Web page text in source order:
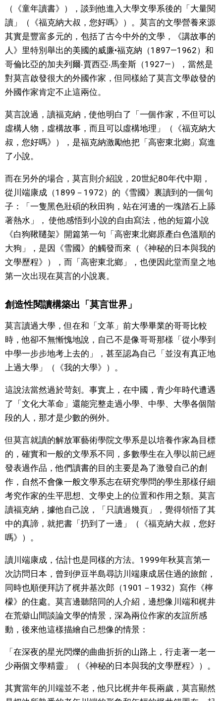
家庭
醫療健康
語言
東京
編輯部通知
（《童年讀書》），談到他進入大學文學系後的「大量閱
讀」（《福克納大叔，您好嗎》）。莫言的文學營養來源
其實是豐富多元的，包括了古今中外的文學，《講故事的
人》里特別舉出的美國的威廉•福克納（1897—1962）和
哥倫比亞的加夫列爾‧賈西亞‧馬奎斯（1927—），當然是
對莫言啟發很大的外國作家，但同樣給了莫言文學啟發的
外國作家肯定不止這兩位。
莫言說過，讀福克納，使他明白了「一個作家，不但可以
虛構人物，虛構故事，而且可以虛構地理」（《福克納大
叔，您好嗎》），是福克納激勵他把「高密東北鄉」寫進
了小說。
而在另外的場合，莫言則介紹說，20世紀80年代中期，
從川端康成（1899－1972）的《雪國》裏讀到的一個句
子：「一隻黑色壯碩的秋田狗，站在河邊的一塊踏石上舔
著熱水」， 使他感悟到小說的自由寫法，他的短篇小說
《白狗鞦韆架》開篇第一句「高密東北鄉原產白色溫順的
大狗」，是因《雪國》的觸發而來（《神秘的日本與我的
文學歷程》），而「高密東北鄉」，也便因此堂而皇之地
第一次出現在莫言的小說裏。
創造性閱讀構築出「莫言世界」
莫言讀過大學，但在和「文革」前大學畢業的哥哥比較
時，他卻不無慚愧地說，自己不是像哥哥那樣「從小學到
中學一步步地考上去的」，甚至認為自己「並沒有真正地
上過大學」（《我的大學》）。
這說法當然過於苛刻。事實上，在中國，青少年時代遭遇
了「文化大革命」還能完整走過小學、中學、大學各個階
段的人，那才是少數的例外。
但莫言就讀的解放軍藝術學院文學系是以培養作家為目標
的，確實和一般的文學系不同，多數學生在入學以前已經
發表過作品，他們讀書的目的主要是為了激發自己的創
作，自然不會像一般文學系志在研究學問的學生那樣仔細
考究作家的生平思想、文學史上的位置和作用之類。莫言
讀福克納，據他自己說，「只讀過幾頁」，覺得領悟了其
中的真諦，就把書「扔到了一邊」（《福克納大叔，您好
嗎》）。
讀川端康成，估計也是同樣的方法。1999年秋莫言第一
次訪問日本，曾到伊豆半島尋訪川端康成居住過的旅館，
同時也順便拜訪了梶井基次郎（1901－1932）寫作《檸
檬》的住處。莫言邊聽陪同的人介紹，邊想像川端和梶井
在荒僻山間談論文學的情景，深為兩位作家的友誼所感
動，後來他這樣描繪自己想像的情景：
「在深夜的星光閃爍的曲曲折折的山路上，行走著一老一
少兩個文學精靈」（《神秘的日本與我的文學歷程》）。
其實當年的川端並不老，他只比梶井年長兩歲，莫言顯然